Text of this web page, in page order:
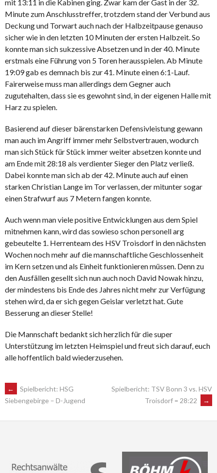
mit 13:11 in die Kabinen ging. Zwar kam der Gast in der 32.
Minute zum Anschlusstreffer, trotzdem stand der Verbund aus
Deckung und Torwart auch nach der Halbzeitpause genauso
sicher wie in den letzten 10 Minuten der ersten Halbzeit. So
konnte man sich sukzessive Absetzen und in der 40. Minute
erstmals eine Führung von 5 Toren herausspielen. Ab Minute
19:09 gab es demnach bis zur 41. Minute einen 6:1-Lauf.
Fairerweise muss man allerdings dem Gegner auch
zugutehalten, dass sie es gewohnt sind, in der eigenen Halle mit
Harz zu spielen.
Basierend auf dieser bärenstarken Defensivleistung gewann
man auch im Angriff immer mehr Selbstvertrauen, wodurch
man sich Stück für Stück immer weiter absetzen konnte und
am Ende mit 28:18 als verdienter Sieger den Platz verließ.
Dabei konnte man sich ab der 42. Minute auch auf einen
starken Christian Lange im Tor verlassen, der mitunter sogar
einen Strafwurf aus 7 Metern fangen konnte.
Auch wenn man viele positive Entwicklungen aus dem Spiel
mitnehmen kann, wird das sowieso schon personell arg
gebeutelte 1. Herrenteam des HSV Troisdorf in den nächsten
Wochen noch mehr auf die mannschaftliche Geschlossenheit
im Kern setzen und als Einheit funktionieren müssen. Denn zu
den Ausfällen gesellt sich nun auch noch David Nowak hinzu,
der mindestens bis Ende des Jahres nicht mehr zur Verfügung
stehen wird, da er sich gegen Geislar verletzt hat. Gute
Besserung an dieser Stelle!
Die Mannschaft bedankt sich herzlich für die super
Unterstützung im letzten Heimspiel und freut sich darauf, euch
alle hoffentlich bald wiederzusehen.
POST
NAVIGATION
←
Spielbericht: HSG
Siebengebirge – D-Jugend
Spielbericht: TSV Bonn 3 vs. HSV
Troisdorf = 28:22
→